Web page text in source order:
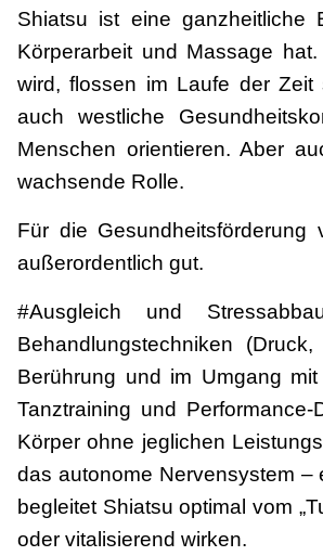
Shiatsu ist eine ganzheitliche
Körperarbeit und Massage
wird, flossen im Laufe der Zeit
auch westliche
Menschen orientieren. Aber
wachsende Rolle.
Für die
außerordentlich gut.
#Ausgleich und
Behandlungstechniken
Berührung und im Umgang
Tanztraining und
Körper ohne jeglichen
das autonome Nervensystem –
begleitet Shiatsu optimal vom
oder vitalisierend wirken.